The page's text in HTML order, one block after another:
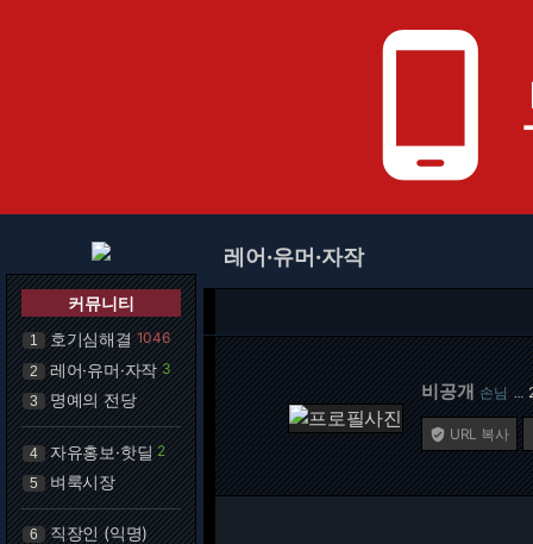
phone_android
커뮤니티
1 호기심해결 1046
2 레어·유머·자작 3
3 명예의 전당
4 자유홍보·핫딜 2
5 벼룩시장
6 직장인 (익명)
레어·유머·자작
비공개 손님 …
 URL 복사